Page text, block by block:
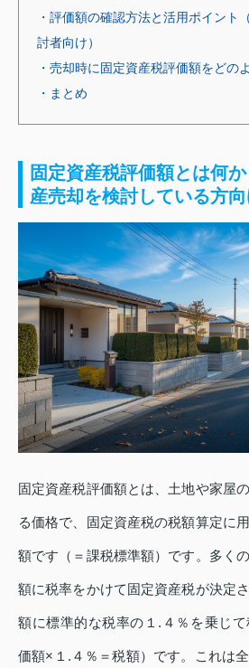
・評価額の確認方法と活用ポイント
討者向け）
・売却時に固定資産税評価額をどの
・まとめ
固定資産税評価額とは何
産売却を検討している方向
固定資産税評価額とは、土地や家屋
る価格で、固定資産税の税額算定に
額です（＝課税標準額）です。多く
額に税率をかけて固定資産税が決定
額に標準的な税率の１.４％を乗じ
価額×１.４％＝税額）です。これは